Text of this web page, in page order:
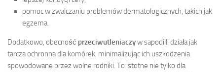
pomoc w zwalczaniu problemów dermatologicznych, takich jak
egzema.
Dodatkowo, obecność przeciwutleniaczyw sapodilli działa jak
tarcza ochronna dla komórek, minimalizując ich uszkodzenia
spowodowane przez wolne rodniki. To istotne nie tylko dla